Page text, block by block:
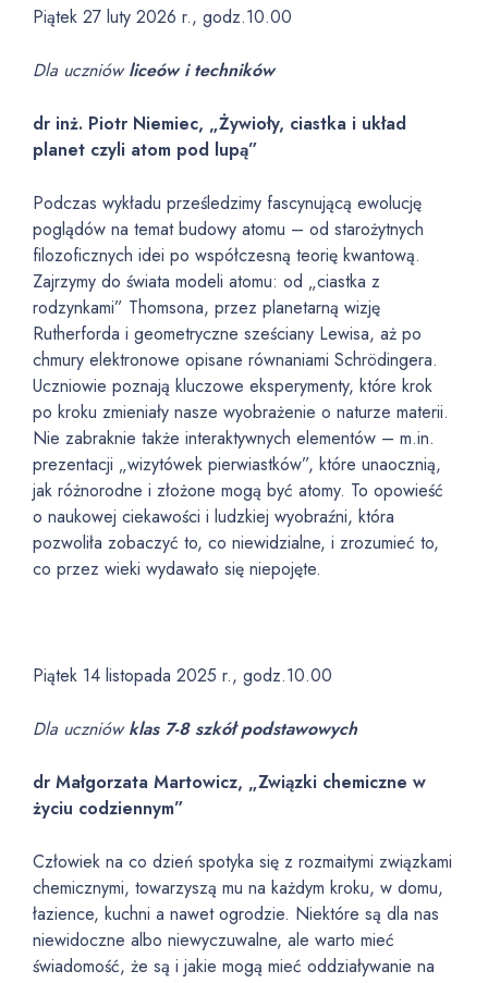
Piątek 27 luty 2026 r., godz.10.00
Dla uczniówliceów i techników
dr inż. Piotr Niemiec, „Żywioły, ciastka i układ
planet czyli atom pod lupą”
Podczas wykładu prześledzimy fascynującą ewolucję
poglądów na temat budowy atomu – od starożytnych
filozoficznych idei po współczesną teorię kwantową.
Zajrzymy do świata modeli atomu: od „ciastka z
rodzynkami” Thomsona, przez planetarną wizję
Rutherforda i geometryczne sześciany Lewisa, aż po
chmury elektronowe opisane równaniami Schrödingera.
Uczniowie poznają kluczowe eksperymenty, które krok
po kroku zmieniały nasze wyobrażenie o naturze materii.
Nie zabraknie także interaktywnych elementów – m.in.
prezentacji „wizytówek pierwiastków”, które unaocznią,
jak różnorodne i złożone mogą być atomy. To opowieść
o naukowej ciekawości i ludzkiej wyobraźni, która
pozwoliła zobaczyć to, co niewidzialne, i zrozumieć to,
co przez wieki wydawało się niepojęte.
Piątek 14 listopada 2025 r., godz.10.00
Dla uczniówklas 7-8 szkół podstawowych
dr Małgorzata Martowicz, „Związki chemiczne w
życiu codziennym”
Człowiek na co dzień spotyka się z rozmaitymi związkami
chemicznymi, towarzyszą mu na każdym kroku, w domu,
łazience, kuchni a nawet ogrodzie. Niektóre są dla nas
niewidoczne albo niewyczuwalne, ale warto mieć
świadomość, że są i jakie mogą mieć oddziaływanie na